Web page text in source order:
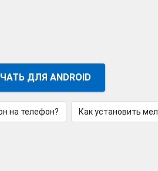
ДЛЯ ANDROID
на телефон? Как установить